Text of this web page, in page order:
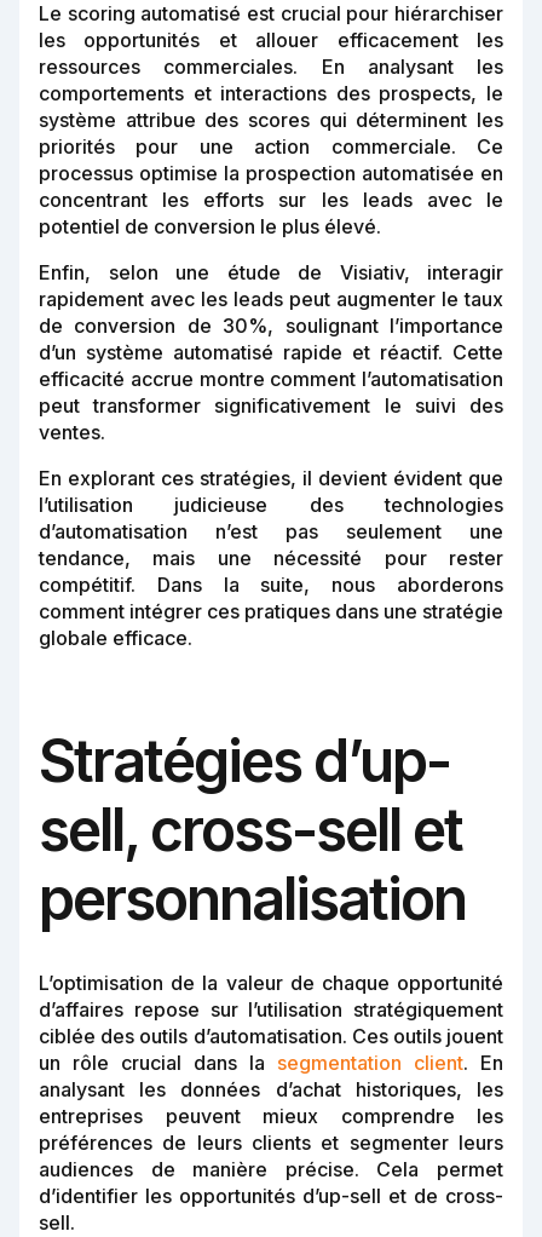
Le scoring automatisé est crucial pour hiérarchiser
les opportunités et allouer efficacement les
ressources commerciales. En analysant les
comportements et interactions des prospects, le
système attribue des scores qui déterminent les
priorités pour une action commerciale. Ce
processus optimise la prospection automatisée en
concentrant les efforts sur les leads avec le
potentiel de conversion le plus élevé.
Enfin, selon une étude de Visiativ, interagir
rapidement avec les leads peut augmenter le taux
de conversion de 30%, soulignant l’importance
d’un système automatisé rapide et réactif. Cette
efficacité accrue montre comment l’automatisation
peut transformer significativement le suivi des
ventes.
En explorant ces stratégies, il devient évident que
l’utilisation judicieuse des technologies
d’automatisation n’est pas seulement une
tendance, mais une nécessité pour rester
compétitif. Dans la suite, nous aborderons
comment intégrer ces pratiques dans une stratégie
globale efficace.
Stratégies d’up-
sell, cross-sell et
personnalisation
L’optimisation de la valeur de chaque opportunité
d’affaires repose sur l’utilisation stratégiquement
ciblée des outils d’automatisation. Ces outils jouent
un rôle crucial dans la segmentation client. En
analysant les données d’achat historiques, les
entreprises peuvent mieux comprendre les
préférences de leurs clients et segmenter leurs
audiences de manière précise. Cela permet
d’identifier les opportunités d’up-sell et de cross-
sell.